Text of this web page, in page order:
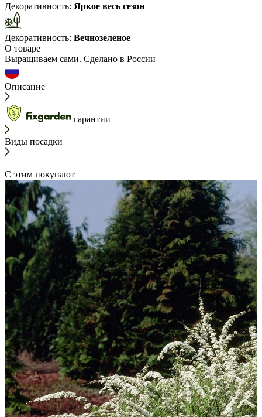
Декоративность: Яркое весь сезон
Декоративность: Вечнозеленое
О товаре
Выращиваем сами. Сделано в России
Описание
гарантии
Виды посадки
С этим покупают